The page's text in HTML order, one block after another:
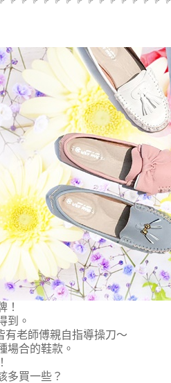
！
到。
有老師傅親自指導操刀～
場合的鞋款。
多買一些？